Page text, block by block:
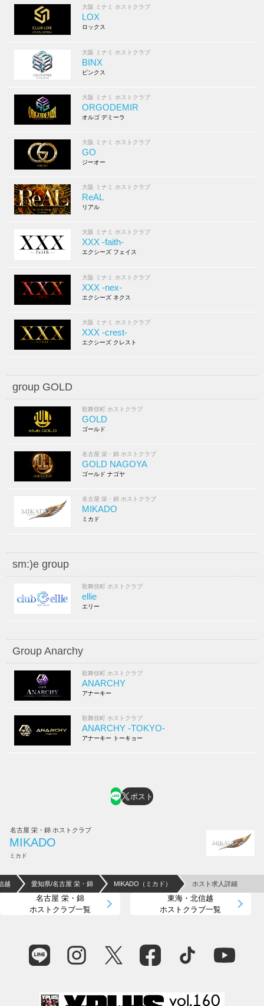
大阪 ミナミ ホストクラブ
LOX
ロックス
大阪 ミナミ ホストクラブ
BINX
ビンクス
大阪 ミナミ ホストクラブ
ORGODEMIR
オルゴ デミーラ
大阪 ミナミ ホストクラブ
GO
ジーオー
大阪 ミナミ ホストクラブ
ReAL
リアル
大阪 ミナミ ホストクラブ
XXX -faith-
エクシーズ フェイス
大阪 ミナミ ホストクラブ
XXX -nex-
エクシーズ ネクス
大阪 ミナミ ホストクラブ
XXX -crest-
エクシーズ クレスト
group GOLD
歌舞伎町 ホストクラブ
GOLD
ゴールド
名古屋 栄・錦 ホストクラブ
GOLD NAGOYA
ゴールド ナゴヤ
名古屋 栄・錦 ホストクラブ
MIKADO
ミカド
sm:)e group
歌舞伎町 ホストクラブ
ellie
エリー
Group Anarchy
歌舞伎町 ホストクラブ
ANARCHY
アナーキー
歌舞伎町 ホストクラブ
ANARCHY -TOKYO-
アナーキー トーキョー
ポスト
名古屋 栄・錦 ホストクラブ
MIKADO
ミカド
越 愛知県/名古屋 栄・錦 MIKADO（ミカド） ホスト求人詳細
名古屋 栄・錦
ホストクラブ一覧
東海・北信越
ホストクラブ一覧